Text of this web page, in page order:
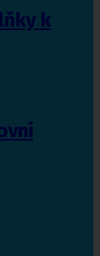
k